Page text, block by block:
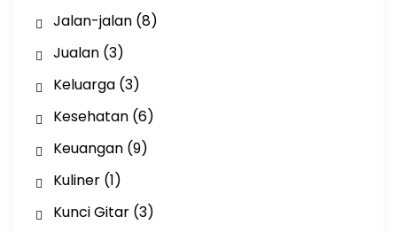
Jalan-jalan(8)
Jualan(3)
Keluarga(3)
Kesehatan(6)
Keuangan(9)
Kuliner(1)
Kunci Gitar(3)